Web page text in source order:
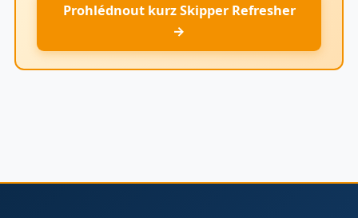
Prohlédnout kurz Skipper Refresher
→